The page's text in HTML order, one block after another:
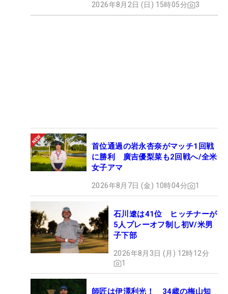
2026年8月2日 (日) 15時05分 3
首位通過の岩永杏奈がマッチ1回戦
に勝利 廣吉優梨菜も2回戦へ/全米
女子アマ
2026年8月7日 (金) 10時04分 1
石川遼は41位 ヒッチナーが
5人プレーオフ制し初V/米男
子下部
2026年8月3日 (月) 12時12分
1
師匠は伊澤利光！ 34歳の梅山知